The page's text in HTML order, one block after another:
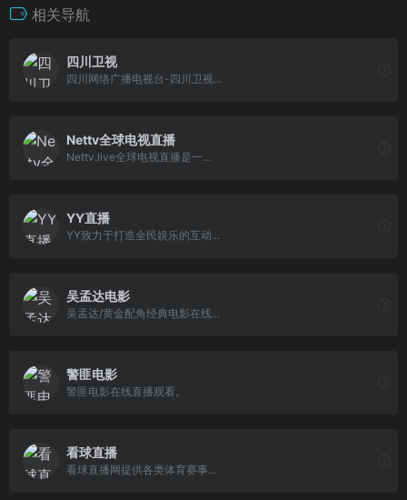
相关导航
四川卫视
四川网络广播电视台-四川卫视...
Nettv全球电视直播
Nettv.live全球电视直播是一...
YY直播
YY致力于打造全民娱乐的互动...
吴孟达电影
吴孟达/黄金配角经典电影在线...
警匪电影
警匪电影在线直播观看。
看球直播
看球直播网提供各类体育赛事...